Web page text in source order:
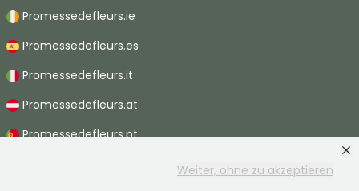
Weiter, ohne zu akzeptieren
Promessedefleurs.ie
Promessedefleurs.es
Promessedefleurs.it
Promessedefleurs.at
Promessedefleurs.pt